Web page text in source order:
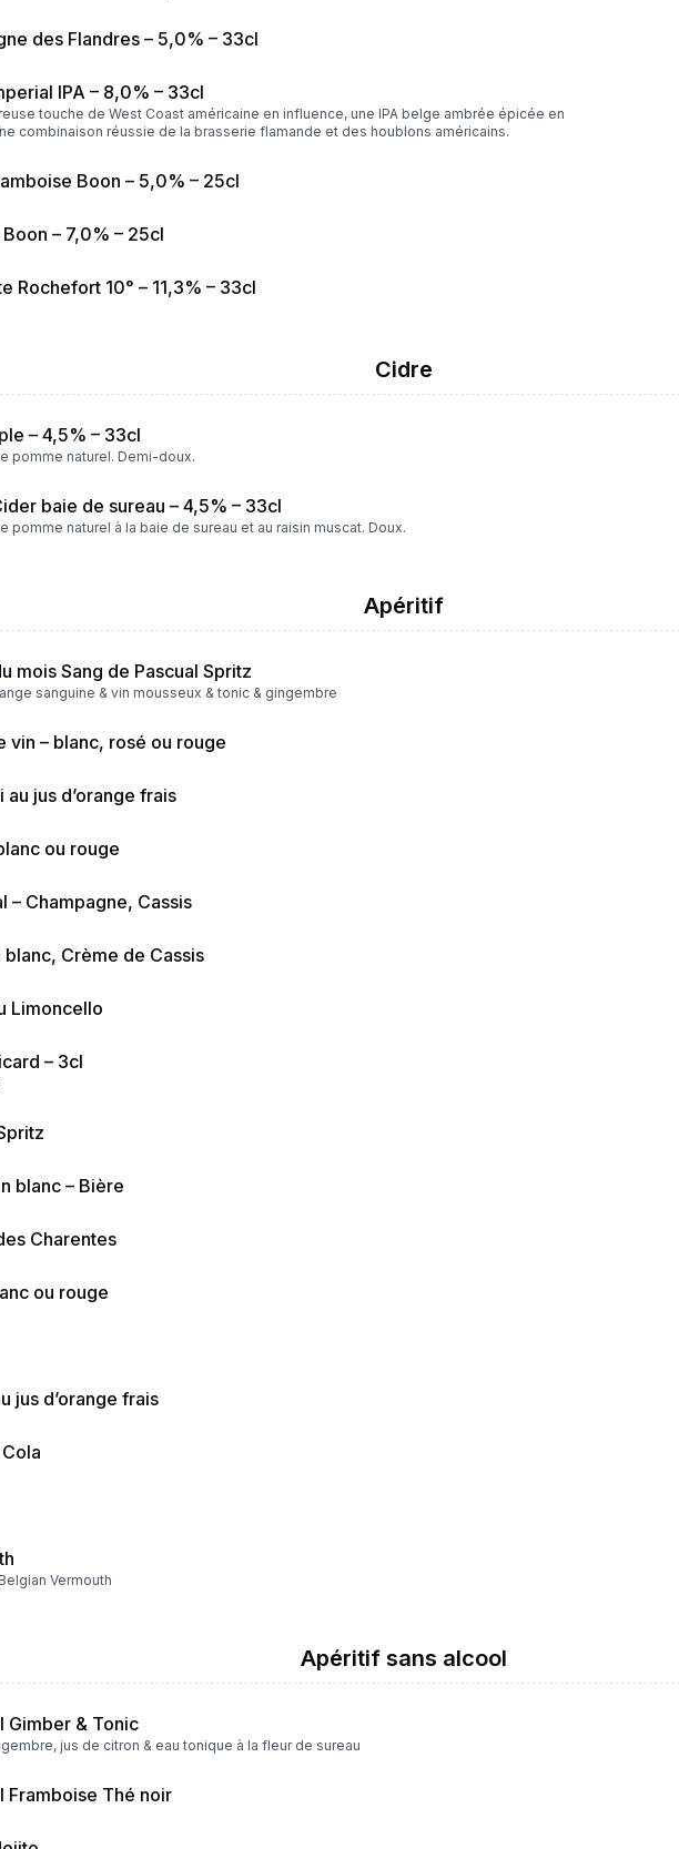
des Flandres – 5,0% – 33cl
IPA – 8,0% – 33cl
touche de West Coast américaine en influence, une IPA belge ambrée épicée en
combinaison réussie de la brasserie flamande et des houblons américains.
Boon – 5,0% – 25cl
– 7,0% – 25cl
Rochefort 10° – 11,3% – 33cl
Cidre
– 4,5% – 33cl
pomme naturel. Demi-doux.
baie de sureau – 4,5% – 33cl
pomme naturel à la baie de sureau et au raisin muscat. Doux.
Apéritif
mois Sang de Pascual Spritz
sanguine & vin mousseux & tonic & gingembre
vin – blanc, rosé ou rouge
au jus d’orange frais
ou rouge
– Champagne, Cassis
blanc, Crème de Cassis
Limoncello
– 3cl
blanc – Bière
Charentes
ou rouge
jus d’orange frais
Vermouth
Apéritif sans alcool
Gimber & Tonic
jus de citron & eau tonique à la fleur de sureau
Framboise Thé noir